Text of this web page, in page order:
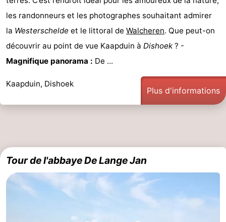
Kop
van
Schouwen
-
Veere
Nature
Oranjezon
-
Oostkapelle
-
Zoutelande
-
les randonneurs et les photographes souhaitant admirer
la Westerschelde et le littoral de Walcheren. Que peut-on
découvrir au point de vue Kaapduin à Dishoek ? -
Magnifique panorama : De ...
Kaapduin, Dishoek
Plus d'informations
Tour de l'abbaye De Lange Jan